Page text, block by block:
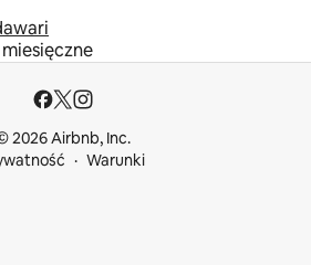
2026 Airbnb, Inc.
Warunki